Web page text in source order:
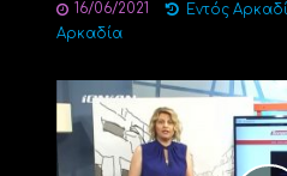
16/06/2021 Εντός
Αρκαδία